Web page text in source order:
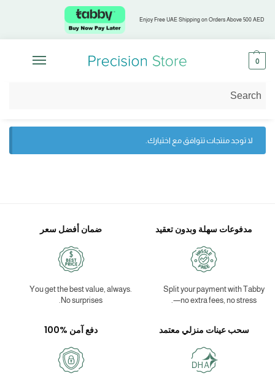
Enjoy Free UAE Shipping on Orders Above 500 AED
0
الرئيسية /
لا توجد منتجات تتوافق مع اختيارك.
مدفوعات سهلة وبدون تعقيد
Split your payment with Tabby
—no extra fees, no stress.
ضمان أفضل سعر
You get the best value, always.
No surprises.
سحب عينات منزلي معتمد دفع آمن %100